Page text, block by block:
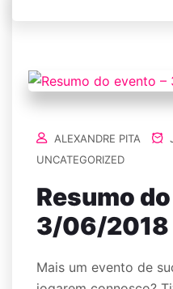
ALEXANDRE PITA
UNCATEGORIZED
Resumo
3/06/2018
Mais um evento de